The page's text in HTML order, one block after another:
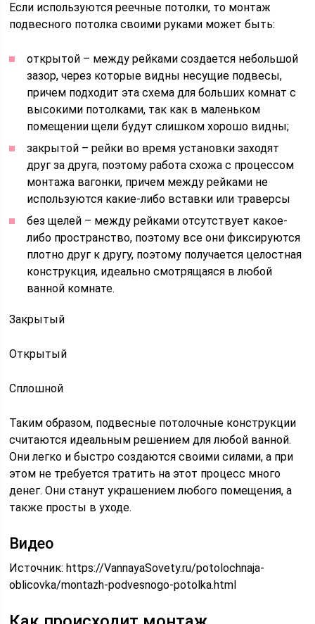
Если используются реечные потолки, то монтаж
подвесного потолка своими руками может быть:
открытой – между рейками создается небольшой
зазор, через которые видны несущие подвесы,
причем подходит эта схема для больших комнат с
высокими потолками, так как в маленьком
помещении щели будут слишком хорошо видны;
закрытой – рейки во время установки заходят
друг за друга, поэтому работа схожа с процессом
монтажа вагонки, причем между рейками не
используются какие-либо вставки или траверсы
без щелей – между рейками отсутствует какое-
либо пространство, поэтому все они фиксируются
плотно друг к другу, поэтому получается целостная
конструкция, идеально смотрящаяся в любой
ванной комнате.
Закрытый
Открытый
Сплошной
Таким образом, подвесные потолочные конструкции
считаются идеальным решением для любой ванной.
Они легко и быстро создаются своими силами, а при
этом не требуется тратить на этот процесс много
денег. Они станут украшением любого помещения, а
также просты в уходе.
Видео
Источник:https://VannayaSovety.ru/potolochnaja-
oblicovka/montazh-podvesnogo-potolka.html